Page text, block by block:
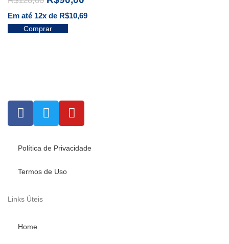
Em até 12x de R$10,69
Comprar
Política de Privacidade
Termos de Uso
Links Úteis
Home